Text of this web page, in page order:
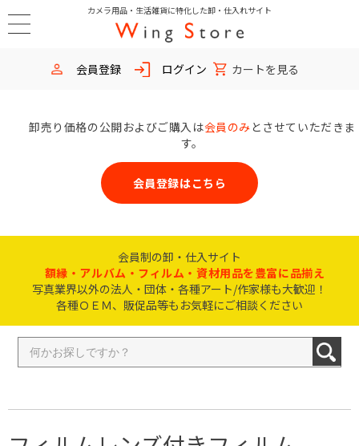
カメラ用品・生活雑貨に特化した卸・仕入れサイト
会員登録 ログイン カートを見る
卸売り価格の公開およびご購入は会員のみ とさせていただきま
す。
会員登録はこちら
会員制の卸・仕入サイト
額縁・アルバム・フィルム・資材用品を豊富に品揃え
写真業界以外の法人・団体・各種アート/作家様も大歓迎！
各種ＯＥＭ、販促品等もお気軽にご相談ください